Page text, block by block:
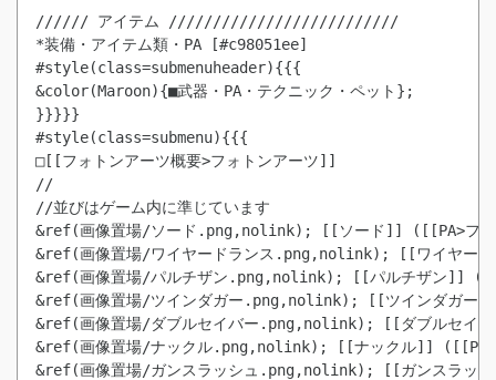
////// アイテム //////////////////////////
*装備・アイテム類・PA [#c98051ee]
#style(class=submenuheader){{{
&color(Maroon){■武器・PA・テクニック・ペット};
}}}}}
#style(class=submenu){{{
□[[フォトンアーツ概要>フォトンアーツ]]
//
//並びはゲーム内に準じています
&ref(画像置場/ソード.png,nolink); [[ソード]] ([[PA>フ
&ref(画像置場/ワイヤードランス.png,nolink); [[ワイヤー
&ref(画像置場/パルチザン.png,nolink); [[パルチザン]]
&ref(画像置場/ツインダガー.png,nolink); [[ツインダガー
&ref(画像置場/ダブルセイバー.png,nolink); [[ダブルセイ
&ref(画像置場/ナックル.png,nolink); [[ナックル]] ([[PA>
&ref(画像置場/ガンスラッシュ.png,nolink); [[ガンスラッ